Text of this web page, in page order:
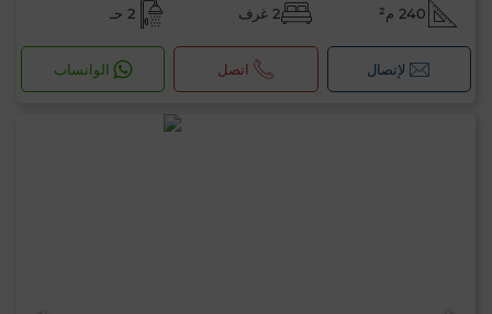
240 م² 2 غرف 2 حـ
لإتصال اتصل الواتساب